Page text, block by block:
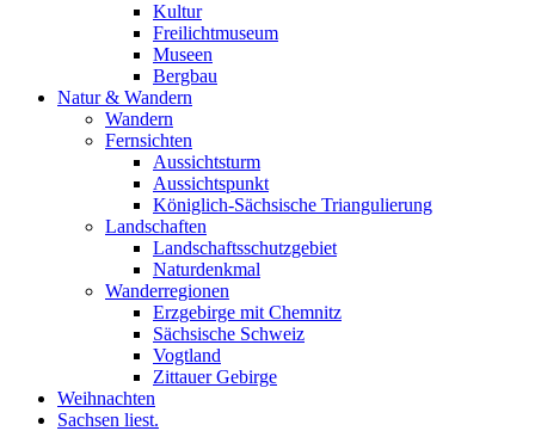
Kultur
Freilichtmuseum
Museen
Bergbau
Natur & Wandern
Wandern
Fernsichten
Aussichtsturm
Aussichtspunkt
Königlich-Sächsische Triangulierung
Landschaften
Landschaftsschutzgebiet
Naturdenkmal
Wanderregionen
Erzgebirge mit Chemnitz
Sächsische Schweiz
Vogtland
Zittauer Gebirge
Weihnachten
Sachsen liest.